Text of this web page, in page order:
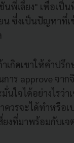
นพี่เลี้ยง" เพื่อเป็
น ซึ่งเป็นปัญหาที่
าเกิดเขาให้คำปรึ
าร approve จา
มั่นใจได้อย่างไรว่า
ควรจะได้ทำหรือ
ยงที่มาพร้อมกับเจ